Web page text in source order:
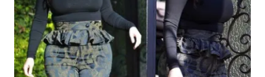
INTRIGE
Povratnik iz Njemačke sagradio
jednokatnicu